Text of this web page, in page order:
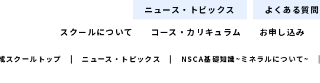
ニュース・トピックス
よくある質問
スクールについて
コース・カリキュラム お申し込み
スクールトップ | ニュース・トピックス | NSCA基礎知識~ミネラルについて~ |